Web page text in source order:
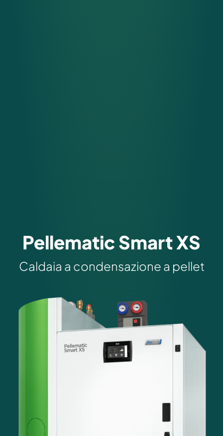
Pellematic Smart XS
Caldaia a condensazione a pellet